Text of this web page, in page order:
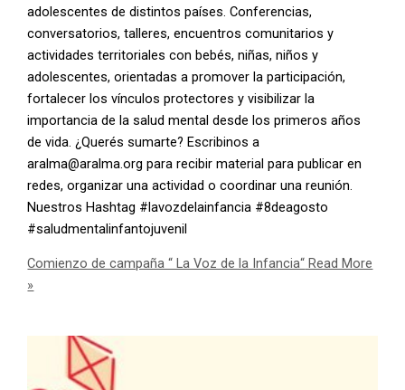
adolescentes de distintos países. Conferencias,
conversatorios, talleres, encuentros comunitarios y
actividades territoriales con bebés, niñas, niños y
adolescentes, orientadas a promover la participación,
fortalecer los vínculos protectores y visibilizar la
importancia de la salud mental desde los primeros años
de vida. ¿Querés sumarte? Escribinos a
aralma@aralma.org para recibir material para publicar en
redes, organizar una actividad o coordinar una reunión.
Nuestros Hashtag #lavozdelainfancia #8deagosto
#saludmentalinfantojuvenil
Comienzo de campaña “ La Voz de la Infancia“ Read More
»